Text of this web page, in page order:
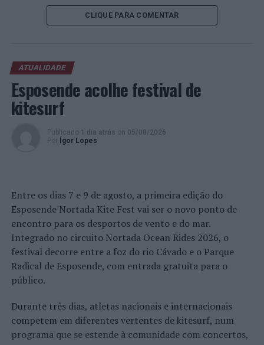
O projeto “Fronteira Esquecida Limia-Lima”,
Minho, em conjunto com a
Natural, a Confederação HidrográficaMiño-Sil
municípios de Arcos de Valdevez, Ponte da Barca, Ponte
proteger e valorizar o património cultural e natural,
geo-destino turístico de qualidade e sustentável.
Mais informações sobre o projeto estão disponíveis em
https://fronteiraesquecida.eu/
.
Imagem: CIM-AM.
PRÓXIMO
Portucalense debate o futuro da Europa e o papel da
CLIQUE PARA COMENTAR
ATUALIDADE
Esposende acolhe festival de
kitesurf
Publicado 1 dia atrás on 05/08/2026
Por
Ígor Lopes
Entre os dias 7 e 9 de agosto, a primeira edição do
Esposende Nortada Kite Fest vai ser o novo ponto de
encontro para os desportos de vento e do mar.
Integrado no circuito Nortada Ocean Rides 2026, o
festival decorre entre a foz do rio Cávado e o Parque
Radical de Esposende, com entrada gratuita para o
público.
Durante três dias, atletas nacionais e internacionais
competem em diferentes vertentes de kitesurf, num
programa que se estende à comunidade com concertos,